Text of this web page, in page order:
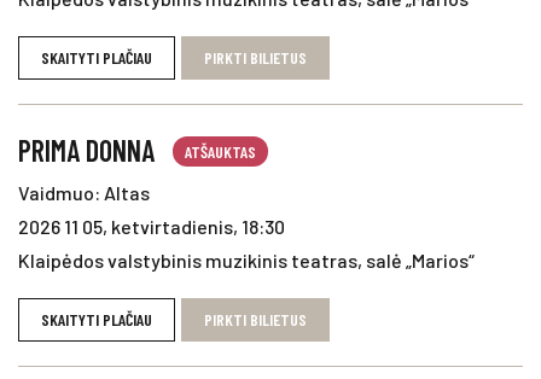
SKAITYTI PLAČIAU PIRKTI BILIETUS
PRIMA DONNA ATŠAUKTAS
Vaidmuo: Altas
2026 11 05, ketvirtadienis, 18:30
Klaipėdos valstybinis muzikinis teatras, salė „Marios“
SKAITYTI PLAČIAU PIRKTI BILIETUS